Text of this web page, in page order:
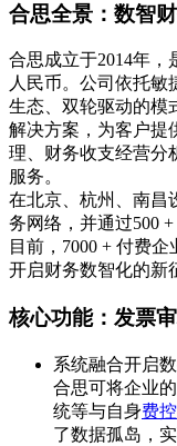
合思全景：数智
合思成立于2014年，
人民币。公司依托敏
生态、双轮驱动的模
解决方案，为客户提
理、财务收支经营分
服务。
在北京、杭州、南昌
务网络，并通过500
目前，7000 + 付费
开启财务数智化的新
核心功能：发票
系统融合开启
合思可将企业
统等与自身费控
了数据孤岛，